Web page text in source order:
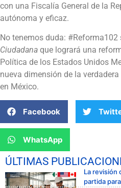
con una Fiscalía General de la
autónoma y eficaz.
No tenemos duda: #Reforma102
Ciudadana que logrará una
Política de los Estados Unidos
nueva dimensión de la
en México.
Facebook
WhatsApp
ÚLTIMAS
La revisión
partida